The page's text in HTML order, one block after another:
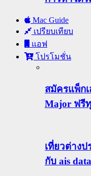
Mac Guide
เปรียบเทียบ
แอฟ
โปรโมชั่น
สมัครแพ็ก
Major ฟรี
เที่ยวต่างป
กับ ais